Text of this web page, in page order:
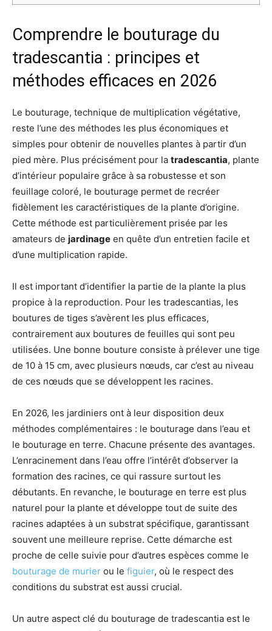
Comprendre le bouturage du
tradescantia : principes et
méthodes efficaces en 2026
Le bouturage, technique de multiplication végétative,
reste l’une des méthodes les plus économiques et
simples pour obtenir de nouvelles plantes à partir d’un
pied mère. Plus précisément pour la tradescantia, plante
d’intérieur populaire grâce à sa robustesse et son
feuillage coloré, le bouturage permet de recréer
fidèlement les caractéristiques de la plante d’origine.
Cette méthode est particulièrement prisée par les
amateurs de jardinage en quête d’un entretien facile et
d’une multiplication rapide.
Il est important d’identifier la partie de la plante la plus
propice à la reproduction. Pour les tradescantias, les
boutures de tiges s’avèrent les plus efficaces,
contrairement aux boutures de feuilles qui sont peu
utilisées. Une bonne bouture consiste à prélever une tige
de 10 à 15 cm, avec plusieurs nœuds, car c’est au niveau
de ces nœuds que se développent les racines.
En 2026, les jardiniers ont à leur disposition deux
méthodes complémentaires : le bouturage dans l’eau et
le bouturage en terre. Chacune présente des avantages.
L’enracinement dans l’eau offre l’intérêt d’observer la
formation des racines, ce qui rassure surtout les
débutants. En revanche, le bouturage en terre est plus
naturel pour la plante et développe tout de suite des
racines adaptées à un substrat spécifique, garantissant
souvent une meilleure reprise. Cette démarche est
proche de celle suivie pour d’autres espèces comme le
bouturage de murier ou le figuier, où le respect des
conditions du substrat est aussi crucial.
Un autre aspect clé du bouturage de tradescantia est le